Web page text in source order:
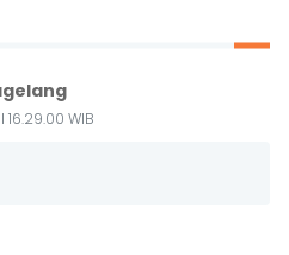
WIB